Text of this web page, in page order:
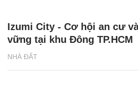
NHÀ ĐẤT
Izumi City - Cơ hội an cư
vững tại khu Đông TP.HCM